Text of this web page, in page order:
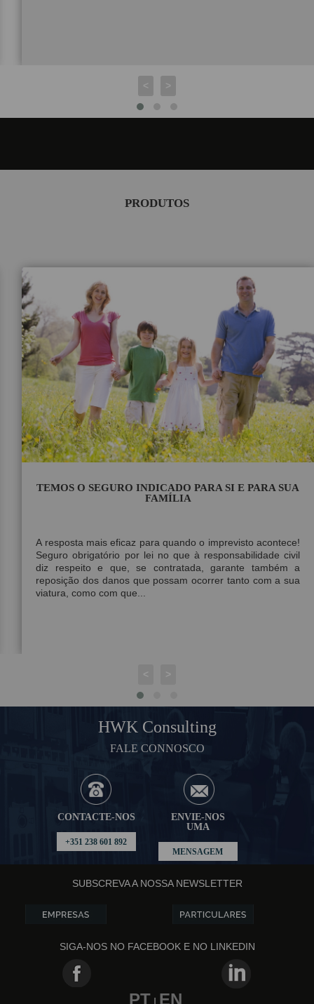
< >
PRODUTOS
TEMOS O SEGURO INDICADO PARA SI E PARA SUA
FAMÍLIA
A resposta mais eficaz para quando o imprevisto acontece!
Seguro obrigatório por lei no que à responsabilidade civil
diz respeito e que, se contratada, garante também a
reposição dos danos que possam ocorrer tanto com a sua
viatura, como com que...
< >
HWK Consulting
FALE CONNOSCO
CONTACTE-NOS
+351 238 601 892
ENVIE-NOS
UMA
MENSAGEM
SUBSCREVA A NOSSA NEWSLETTER
SIGA-NOS NO FACEBOOK E NO LINKEDIN
PT | EN